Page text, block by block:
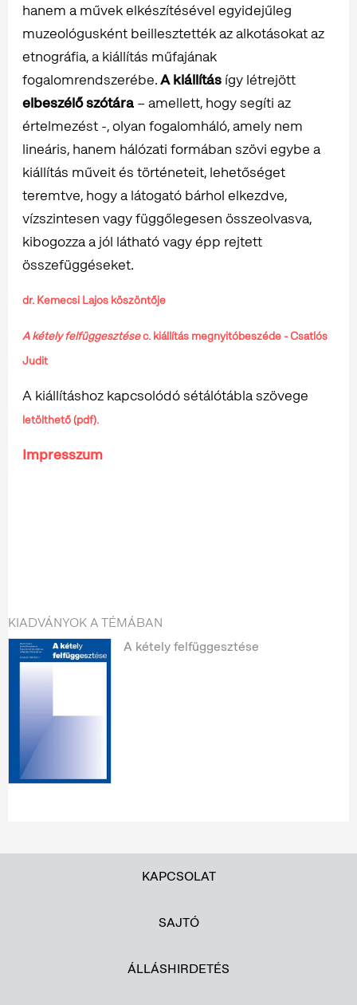
hanem a művek elkészítésével egyidejűleg
muzeológusként beillesztették az alkotásokat az
etnográfia, a kiállítás műfajának
fogalomrendszerébe.A kiállítás így létrejött
elbeszélő szótára – amellett, hogy segíti az
értelmezést -, olyan fogalomháló, amely nem
lineáris, hanem hálózati formában szövi egybe a
kiállítás műveit és történeteit, lehetőséget
teremtve, hogy a látogató bárhol elkezdve,
vízszintesen vagy függőlegesen összeolvasva,
kibogozza a jól látható vagy épp rejtett
összefüggéseket.
dr. Kemecsi Lajos köszöntője
A kétely felfüggesztésec. kiállítás megnyitóbeszéde - Csatlós
Judit
A kiállításhoz kapcsolódó sétálótábla szövege
letölthető (pdf).
Impresszum
KIADVÁNYOK A TÉMÁBAN
A kétely felfüggesztése
KAPCSOLAT
SAJTÓ
ÁLLÁSHIRDETÉS